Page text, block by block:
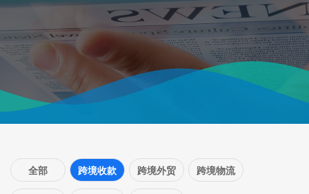
全部 跨境收款 跨境外贸 跨境物流